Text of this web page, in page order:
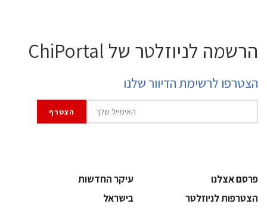
הרשמה לניוזלטר של ChiPortal
הצטרפו לרשימת הדיוור שלנו
פרסם אצלנו
עיקר החדשות
הצטרפות לניוזלטר
בישראל